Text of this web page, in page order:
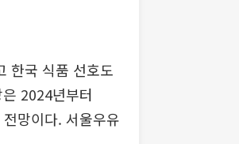
한국 식품 선호도
2024년부터
망이다. 서울우유